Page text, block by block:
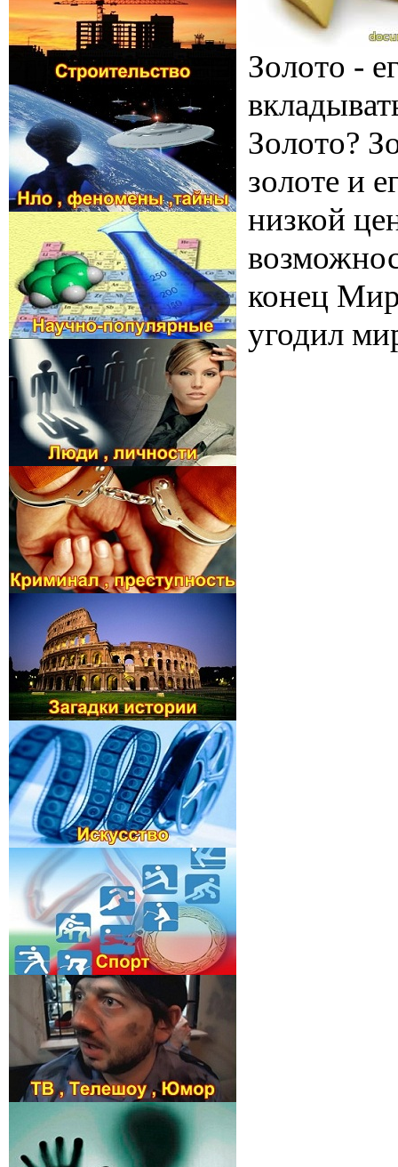
Золото -
Золото?
золоте и
низкой
конец
угодил